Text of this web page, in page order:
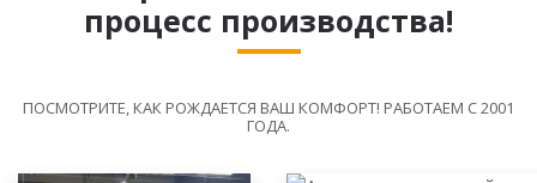
процесс производства!
ПОСМОТРИТЕ, КАК РОЖДАЕТСЯ ВАШ КОМФОРТ! РАБОТАЕМ С 2001
ГОДА.